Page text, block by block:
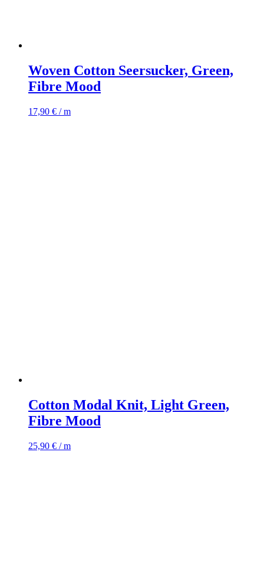
Woven Cotton Seersucker, Green,
Fibre Mood
17,90 € / m
Cotton Modal Knit, Light Green,
Fibre Mood
25,90 € / m